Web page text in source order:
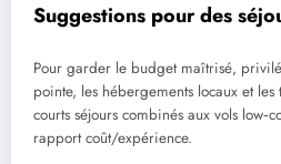
Suggestions pour des
Pour garder le budget maîtrisé,
pointe, les hébergements locaux et
courts séjours combinés aux vols
rapport coût/expérience.